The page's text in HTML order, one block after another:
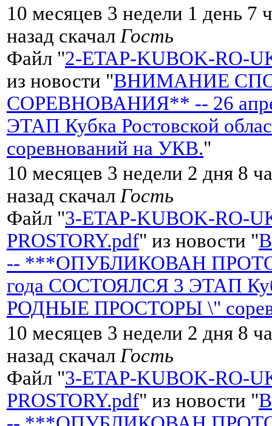
10 месяцев 3 недели 1 день 7
назад скачал Гость
Файл "2-ETAP-KUBOK-RO-
из новости "ВНИМАНИЕ
СОРЕВНОВАНИЯ** -- 26
ЭТАП Кубка Ростовской
соревнований на УКВ."
10 месяцев 3 недели 2 дня 8
назад скачал Гость
Файл "3-ETAP-KUBOK-RO-
PROSTORY.pdf" из новости "
-- ***ОПУБЛИКОВАН
года СОСТОЯЛСЯ 3 ЭТАП
РОДНЫЕ ПРОСТОРЫ \"
10 месяцев 3 недели 2 дня 8
назад скачал Гость
Файл "3-ETAP-KUBOK-RO-
PROSTORY.pdf" из новости "